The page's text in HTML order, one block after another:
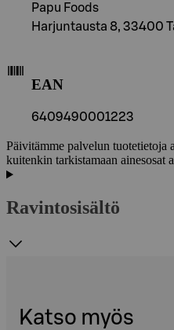
Papu Foods
Harjuntausta 8, 33400
EAN
6409490001223
Päivitämme palvelun tuotetietoja
kuitenkin tarkistamaan ainesosat
Ravintosisältö
Katso myös